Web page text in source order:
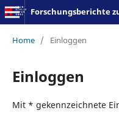
Forschungsberichte
Home / Einloggen
Einloggen
Mit * gekennzeichnete